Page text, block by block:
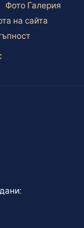
Фото Галерия
на сайта